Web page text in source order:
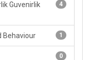
4
Guvenirlik
1
Behaviour
0